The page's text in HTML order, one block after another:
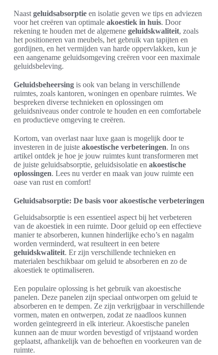
Naast geluidsabsorptie en isolatie geven we tips en adviezen
voor het creëren van optimale akoestiek in huis. Door
rekening te houden met de algemene geluidskwaliteit, zoals
het positioneren van meubels, het gebruik van tapijten en
gordijnen, en het vermijden van harde oppervlakken, kun je
een aangename geluidsomgeving creëren voor een maximale
geluidsbeleving.
Geluidsbeheersing is ook van belang in verschillende
ruimtes, zoals kantoren, woningen en openbare ruimtes. We
bespreken diverse technieken en oplossingen om
geluidsniveaus onder controle te houden en een comfortabele
en productieve omgeving te creëren.
Kortom, van overlast naar luxe gaan is mogelijk door te
investeren in de juiste akoestische verbeteringen. In ons
artikel ontdek je hoe je jouw ruimtes kunt transformeren met
de juiste geluidsabsorptie, geluidsisolatie en akoestische
oplossingen. Lees nu verder en maak van jouw ruimte een
oase van rust en comfort!
Geluidsabsorptie: De basis voor akoestische verbeteringen
Geluidsabsorptie is een essentieel aspect bij het verbeteren
van de akoestiek in een ruimte. Door geluid op een effectieve
manier te absorberen, kunnen hinderlijke echo’s en nagalm
worden verminderd, wat resulteert in een betere
geluidskwaliteit. Er zijn verschillende technieken en
materialen beschikbaar om geluid te absorberen en zo de
akoestiek te optimaliseren.
Een populaire oplossing is het gebruik van akoestische
panelen. Deze panelen zijn speciaal ontworpen om geluid te
absorberen en te dempen. Ze zijn verkrijgbaar in verschillende
vormen, maten en ontwerpen, zodat ze naadloos kunnen
worden geïntegreerd in elk interieur. Akoestische panelen
kunnen aan de muur worden bevestigd of vrijstaand worden
geplaatst, afhankelijk van de behoeften en voorkeuren van de
ruimte.